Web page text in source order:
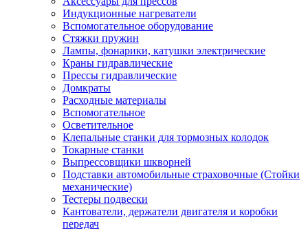
Индукционные нагреватели
Вспомогательное оборудование
Стяжки пружин
Лампы, фонарики, катушки электрические
Краны гидравлические
Прессы гидравлические
Домкраты
Расходные материалы
Вспомогательное
Осветительное
Клепальные станки для тормозных колодок
Токарные станки
Выпрессовщики шкворней
Подставки автомобильные страховочные (Стойки
механические)
Тестеры подвески
Кантователи, держатели двигателя и коробки
передач